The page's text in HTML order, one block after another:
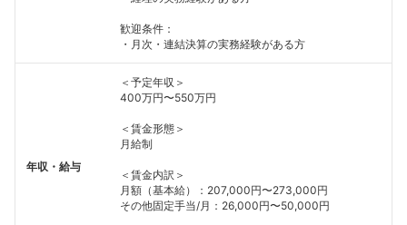
歓迎条件：
・月次・連結決算の実務経験がある方
年収・給与
＜予定年収＞
400万円〜550万円
＜賃金形態＞
月給制
＜賃金内訳＞
月額（基本給）：207,000円〜273,000円
その他固定手当/月：26,000円〜50,000円